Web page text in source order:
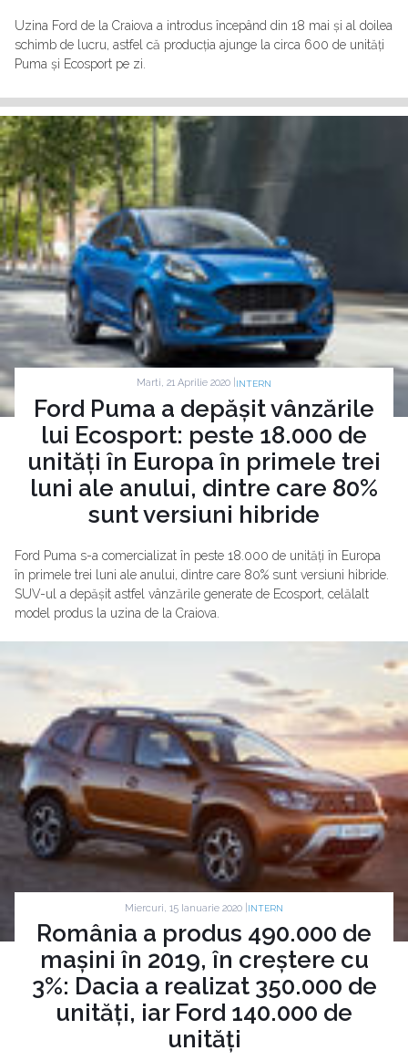
Uzina Ford de la Craiova a introdus începând din 18 mai și al doilea
schimb de lucru, astfel că producția ajunge la circa 600 de unități
Puma și Ecosport pe zi.
Marti, 21 Aprilie 2020 | INTERN
Ford Puma a depășit vânzările
lui Ecosport: peste 18.000 de
unități în Europa în primele trei
luni ale anului, dintre care 80%
sunt versiuni hibride
Ford Puma s-a comercializat în peste 18.000 de unități în Europa
în primele trei luni ale anului, dintre care 80% sunt versiuni hibride.
SUV-ul a depășit astfel vânzările generate de Ecosport, celălalt
model produs la uzina de la Craiova.
Miercuri, 15 Ianuarie 2020 | INTERN
România a produs 490.000 de
mașini în 2019, în creștere cu
3%: Dacia a realizat 350.000 de
unități, iar Ford 140.000 de
unități